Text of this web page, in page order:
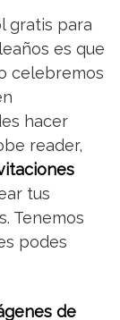
gratis para
es que
celebremos
hacer
reader,
tus
Tenemos
podes
de